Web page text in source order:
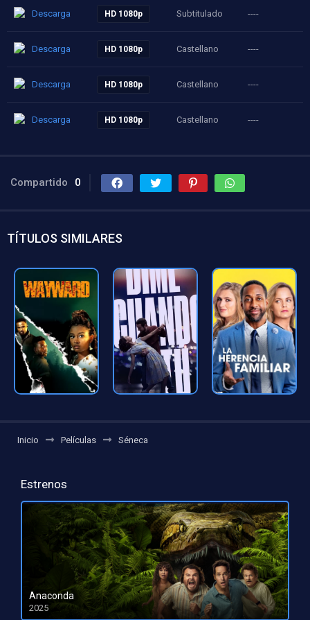
Descarga HD 1080p Subtitulado ----
Descarga HD 1080p Castellano ----
Descarga HD 1080p Castellano ----
Descarga HD 1080p Castellano ----
Compartido 0
TÍTULOS SIMILARES
Inicio Películas Séneca
Estrenos
Anaconda
2025
HD 1080pHD 720p